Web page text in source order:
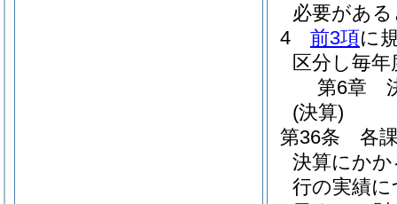
必要があ
4
前3項に
区分し毎
第6章
(決算)
第36条
各
決算にか
行の実績